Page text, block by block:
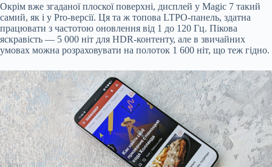
Окрім вже згаданої плоскої поверхні, дисплей у Magic 7 такий
самий, як і у Pro-версії. Ця та ж топова LTPO-панель, здатна
працювати з частотою оновлення від 1 до 120 Гц. Пікова
яскравість — 5 000 ніт для HDR-контенту, але в звичайних
умовах можна розраховувати на полоток 1 600 ніт, що теж гідно.